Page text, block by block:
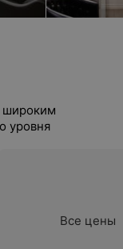
широким
уровня
Все цены